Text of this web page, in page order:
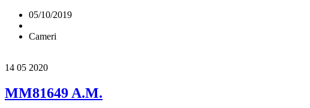
05/10/2019
Cameri
14 05 2020
MM81649 A.M.